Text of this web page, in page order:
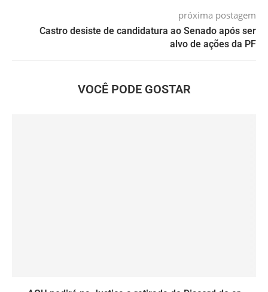
próxima postagem
Castro desiste de candidatura ao Senado após ser
alvo de ações da PF
VOCÊ PODE GOSTAR